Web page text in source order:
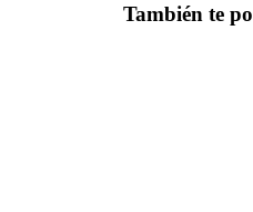
También te